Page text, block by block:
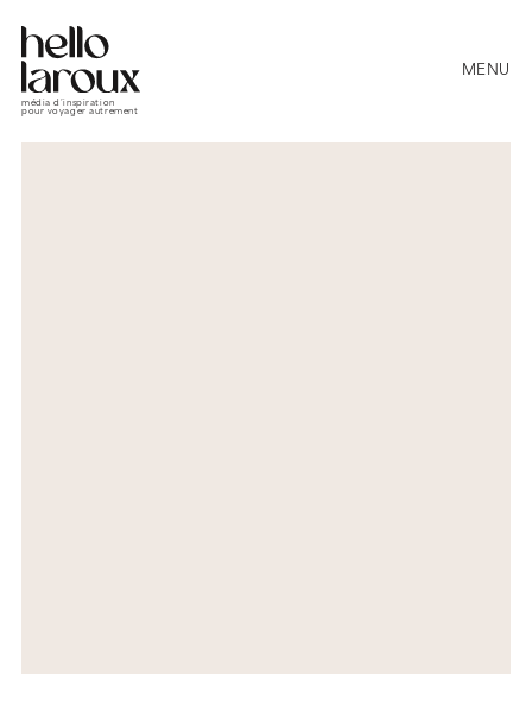
média d’inspiration
pour voyager autrement
MENU